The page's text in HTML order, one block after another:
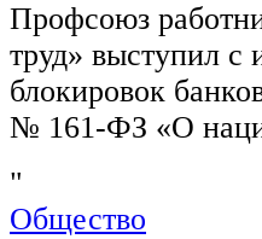
Профсоюз
труд» выступил с
блокировок
№ 161-ФЗ «О
"
Общество